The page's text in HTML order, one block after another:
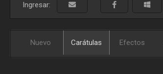
Ingresar:
Nuevo Carátulas Efectos